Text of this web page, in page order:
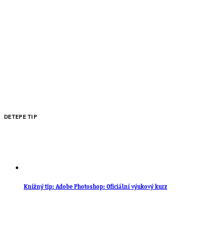
DETEPE TIP
Knižný tip: Adobe Photoshop: Oficiální výukový kurz